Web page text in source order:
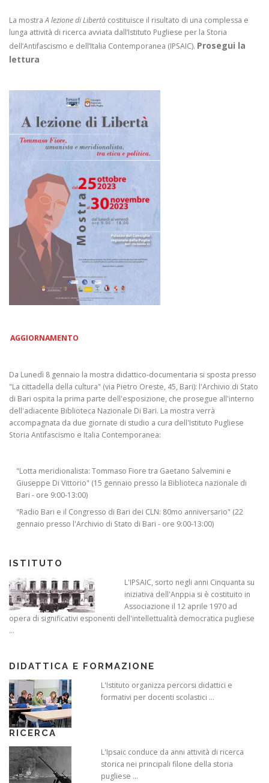
La mostraA lezione di Libertà costituisce il risultato di una complessa e
lunga attività di ricerca avviata dall’Istituto Pugliese per la Storia
dell’Antifascismo e dell’Italia Contemporanea (IPSAIC). Prosegui la
lettura
AGGIORNAMENTO
Da Lunedì 8 gennaio la mostra didattico-documentaria si sposta presso
"La cittadella della cultura" (via Pietro Oreste, 45, Bari): l'Archivio di Stato
di Bari ospita la prima parte dell'esposizione, che prosegue all'interno
dell'adiacente Biblioteca Nazionale Di Bari. La mostra verrà
accompagnata da due giornate di studio a cura dell'Istituto Pugliese
Storia Antifascismo e Italia Contemporanea:
"Lotta meridionalista: Tommaso Fiore tra Gaetano Salvemini e
Giuseppe Di Vittorio" (15 gennaio presso la Biblioteca nazionale di
Bari - ore 9:00-13:00)
"Radio Bari e il Congresso di Bari dei CLN: 80mo anniversario" (22
gennaio presso l'Archivio di Stato di Bari - ore 9:00-13:00)
ISTITUTO
L'IPSAIC, sorto negli anni Cinquanta su
iniziativa dell'Anppia si è costituito in
Associazione il 12 aprile 1970 ad
opera di significativi esponenti dell'intellettualità democratica pugliese
...
DIDATTICA E FORMAZIONE
L'Istituto organizza percorsi didattici e
formativi per docenti scolastici ...
RICERCA
L'Ipsaic conduce da anni attività di ricerca
storica nei principali filone della storia
pugliese ...